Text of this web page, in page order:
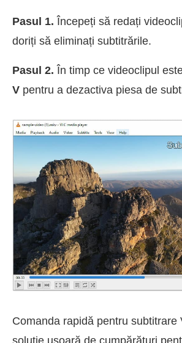
Pasul 1. Începeți să redați
doriți să eliminați subtitrările.
Pasul 2. În timp ce videoclipul
V pentru a dezactiva piesa de
Comanda rapidă pentru subtitrare